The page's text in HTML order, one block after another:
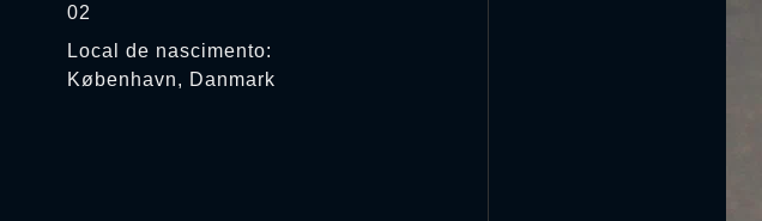
02
Local de nascimento:
København, Danmark